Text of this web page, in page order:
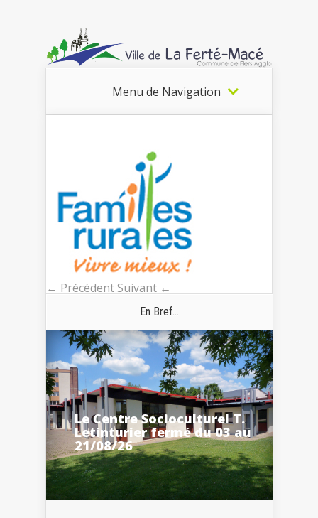
Menu de Navigation
← Précédent Suivant ←
En Bref...
Le Centre Socioculturel T.
Letinturier fermé du 03 au
21/08/26